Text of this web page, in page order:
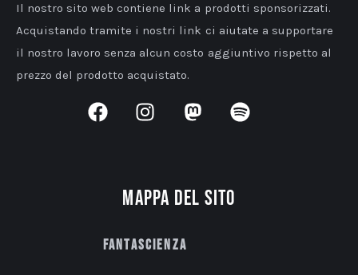
Il nostro sito web contiene link a prodotti sponsorizzati.
Acquistando tramite i nostri link ci aiutate a supportare
il nostro lavoro senza alcun costo aggiuntivo rispetto al
prezzo del prodotto acquistato.
Mappa del sito
Fantascienza